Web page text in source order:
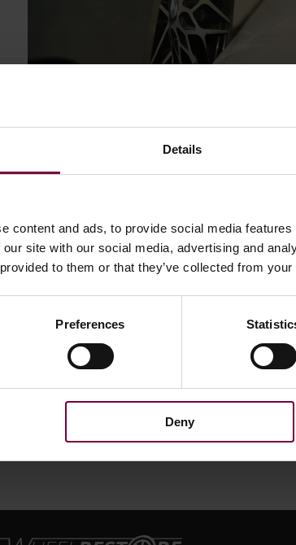
Details
content and ads, to provide social media
site with our social media, advertising and
to them or that they’ve collected from
Preferences
Deny
Kdo by nechtěl snížit závislost na vzácných a
drahých přírodních zdrojích přeměnou odpadu
cenné suroviny a zároveň posílit svou pozici na
Je bezpečné opravovat kola z lehkých slitin?
litých kol pomocí CNC diamantového řezacího
Wheel Restore je bezpečná a účinná. Tento
navržen tak, aby umožňoval ...